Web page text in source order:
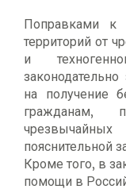
Поправками к
территорий от
и
на получение
гражданам,
пояснительной
Кроме того, в
помощи в